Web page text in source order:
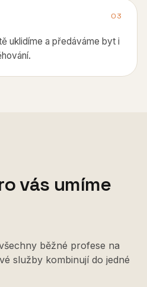
03
uklidíme a předáváme byt i
vás umíme
běžné profese na
služby kombinují do jedné